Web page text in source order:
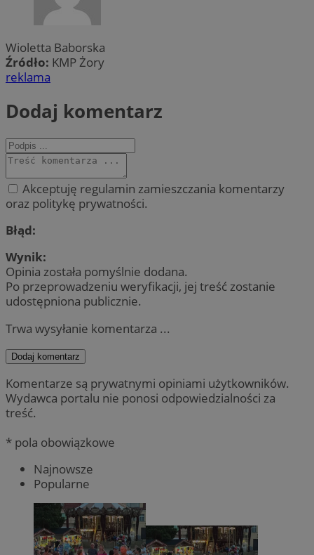
Wioletta Baborska
Źródło: KMP Żory
reklama
Dodaj komentarz
Akceptuję regulamin zamieszczania komentarzy
oraz politykę prywatności.
Błąd:
Wynik:
Opinia została pomyślnie dodana.
Po przeprowadzeniu weryfikacji, jej treść zostanie
udostępniona publicznie.
Trwa wysyłanie komentarza ...
Dodaj komentarz
Komentarze są prywatnymi opiniami użytkowników.
Wydawca portalu nie ponosi odpowiedzialności za
treść.
* pola obowiązkowe
Najnowsze
Popularne